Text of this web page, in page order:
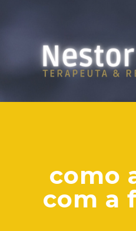
como
com a